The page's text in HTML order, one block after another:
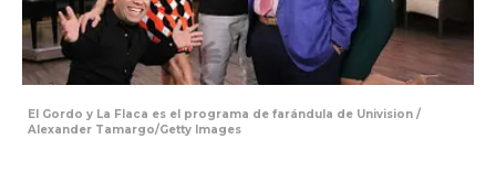
El Gordo y La Flaca es el programa de farándula de Univision /
Alexander Tamargo/Getty Images